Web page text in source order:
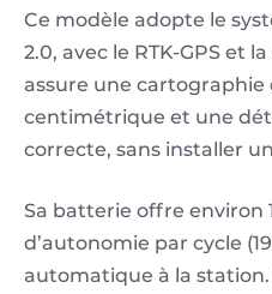
Ce modèle adopte le
2.0, avec le RTK-GPS et
assure une cartographie
centimétrique et une
correcte, sans installer
Sa batterie offre environ
d’autonomie par cycle
automatique à la station.